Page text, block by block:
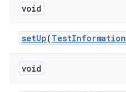
void
setUp(TestInformation
void